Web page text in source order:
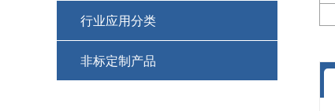
行业应用分类
防爆滑环集电环
非标定制产品